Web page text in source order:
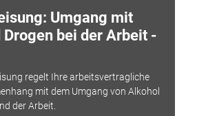
Umgang mit
bei der Arbeit -
regelt Ihre arbeitsvertragliche
mit dem Umgang von Alkohol
der Arbeit.